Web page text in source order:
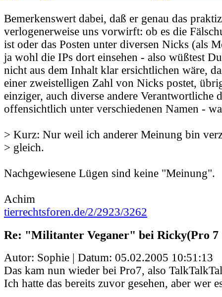
Bemerkenswert dabei, daß er genau das
verlogenerweise uns vorwirft: ob es die
ist oder das Posten unter diversen Nicks (als
ja wohl die IPs dort einsehen - also wüßtest
nicht aus dem Inhalt klar ersichtlichen wäre,
einer zweistelligen Zahl von Nicks postet,
einziger, auch diverse andere Verantwortliche
offensichtlich unter verschiedenen Namen -
> Kurz: Nur weil ich anderer Meinung bin
> gleich.
Nachgewiesene Lügen sind keine "Meinung".
Achim
tierrechtsforen.de/2/2923/3262
Re: "Militanter Veganer" bei Ricky(Pro 7
Autor: Sophie | Datum: 05.02.2005 10:51:13
Das kam nun wieder bei Pro7, also
Ich hatte das bereits zuvor gesehen, aber wer